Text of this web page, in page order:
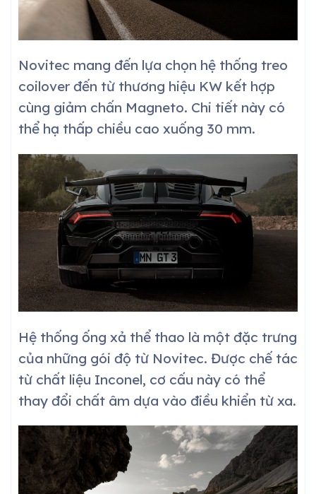
Novitec mang đến lựa chọn hệ thống treo
coilover đến từ thương hiệu KW kết hợp
cùng giảm chấn Magneto. Chi tiết này có
thể hạ thấp chiều cao xuống 30 mm.
Hệ thống ống xả thể thao là một đặc trưng
của những gói độ từ Novitec. Được chế tác
từ chất liệu Inconel, cơ cấu này có thể
thay đổi chất âm dựa vào điều khiển từ xa.